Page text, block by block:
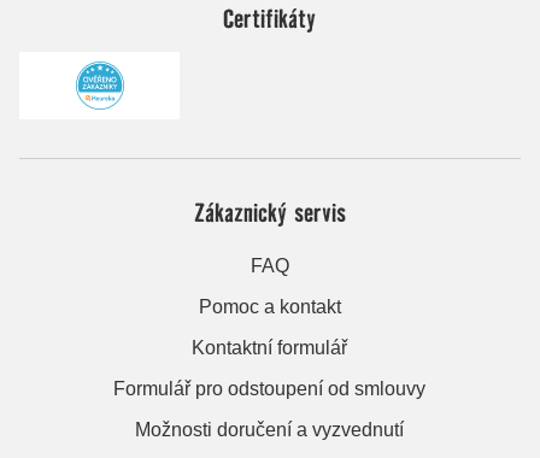
Certifikáty
Zákaznický servis
FAQ
Pomoc a kontakt
Kontaktní formulář
Formulář pro odstoupení od smlouvy
Možnosti doručení a vyzvednutí